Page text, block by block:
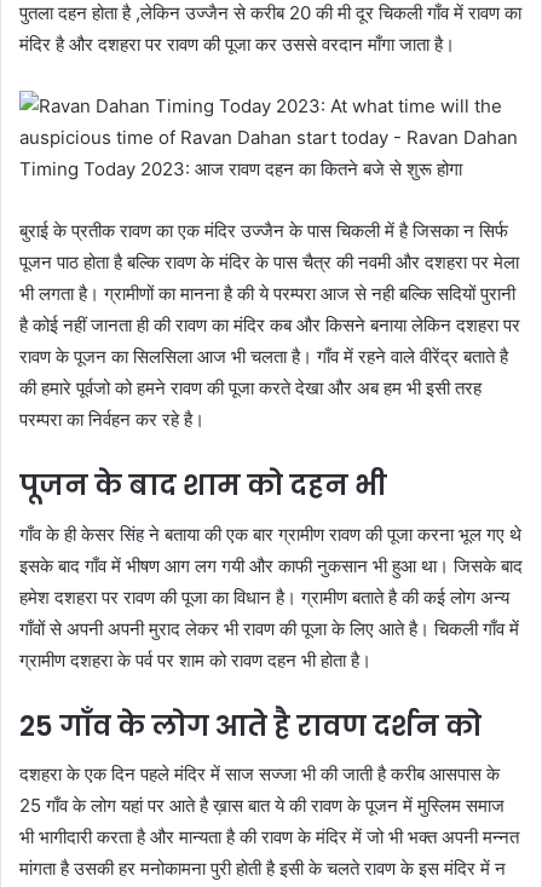
पुतला दहन होता है ,लेकिन उज्जैन से करीब 20 की मी दूर चिकली गाँव में रावण का
मंदिर है और दशहरा पर रावण की पूजा कर उससे वरदान माँगा जाता है।
बुराई के प्रतीक रावण का एक मंदिर उज्जैन के पास चिकली में है जिसका न सिर्फ
पूजन पाठ होता है बल्कि रावण के मंदिर के पास चैत्र की नवमी और दशहरा पर मेला
भी लगता है। ग्रामीणों का मानना है की ये परम्परा आज से नही बल्कि सदियों पुरानी
है कोई नहीं जानता ही की रावण का मंदिर कब और किसने बनाया लेकिन दशहरा पर
रावण के पूजन का सिलसिला आज भी चलता है। गाँव में रहने वाले वीरेंद्र बताते है
की हमारे पूर्वजो को हमने रावण की पूजा करते देखा और अब हम भी इसी तरह
परम्परा का निर्वहन कर रहे है।
पूजन के बाद शाम को दहन भी
गाँव के ही केसर सिंह ने बताया की एक बार ग्रामीण रावण की पूजा करना भूल गए थे
इसके बाद गाँव में भीषण आग लग गयी और काफी नुकसान भी हुआ था। जिसके बाद
हमेश दशहरा पर रावण की पूजा का विधान है। ग्रामीण बताते है की कई लोग अन्य
गाँवों से अपनी अपनी मुराद लेकर भी रावण की पूजा के लिए आते है। चिकली गाँव में
ग्रामीण दशहरा के पर्व पर शाम को रावण दहन भी होता है।
25 गाँव के लोग आते है रावण दर्शन को
दशहरा के एक दिन पहले मंदिर में साज सज्जा भी की जाती है करीब आसपास के
25 गाँव के लोग यहां पर आते है ख़ास बात ये की रावण के पूजन में मुस्लिम समाज
भी भागीदारी करता है और मान्यता है की रावण के मंदिर में जो भी भक्त अपनी मन्नत
मांगता है उसकी हर मनोकामना पुरी होती है इसी के चलते रावण के इस मंदिर में न